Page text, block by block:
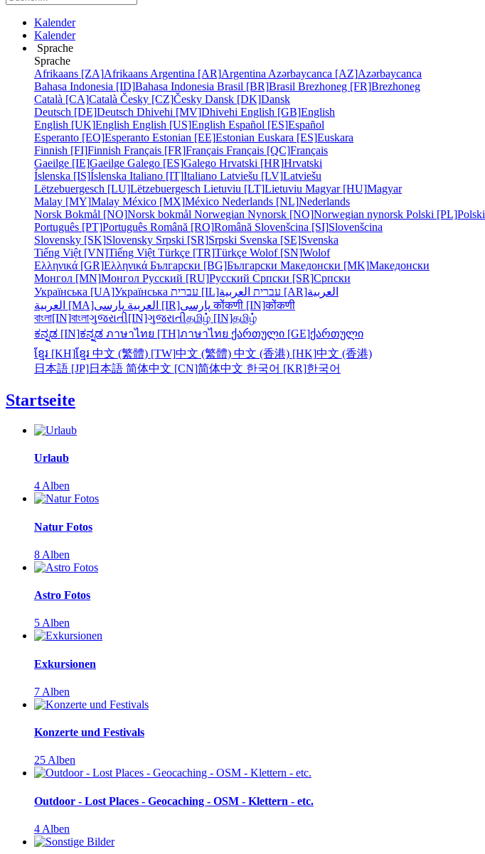
Kalender
Kalender
Sprache
Sprache
Afrikaans [ZA]Afrikaans Argentina [AR]Argentina Azərbaycanca [AZ]Azərbaycanca
Bahasa Indonesia [ID]Bahasa Indonesia Brasil [BR]Brasil Brezhoneg [FR]Brezhoneg
Català [CA]Català Česky [CZ]Česky Dansk [DK]Dansk
Deutsch [DE]Deutsch Dhivehi [MV]Dhivehi English [GB]English
English [UK]English English [US]English Español [ES]Español
Esperanto [EO]Esperanto Estonian [EE]Estonian Euskara [ES]Euskara
Finnish [FI]Finnish Français [FR]Français Français [QC]Français
Gaeilge [IE]Gaeilge Galego [ES]Galego Hrvatski [HR]Hrvatski
Íslenska [IS]Íslenska Italiano [IT]Italiano Latviešu [LV]Latviešu
Lëtzebuergesch [LU]Lëtzebuergesch Lietuviu [LT]Lietuviu Magyar [HU]Magyar
Malay [MY]Malay México [MX]México Nederlands [NL]Nederlands
Norsk Bokmål [NO]Norsk bokmål Norwegian Nynorsk [NO]Norwegian nynorsk Polski [PL]Polski
Português [PT]Português Română [RO]Română Slovenšcina [SI]Slovenšcina
Slovensky [SK]Slovensky Srpski [SR]Srpski Svenska [SE]Svenska
Tiếng Việt [VN]Tiếng Việt Türkçe [TR]Türkçe Wolof [SN]Wolof
Ελληνικά [GR]Ελληνικά Български [BG]Български Македонски [MK]Македонски
Монгол [MN]Монгол Русский [RU]Русский Српски [SR]Српски
Українська [UA]Українська עברית [IL] עברית العربية [AR]العربية
العربية [MA]
العربية پارسی [IR] پارسیकोंकणी [IN]कोंकणी
বাংলা[IN]বাংলাગુજરાતી[IN]ગુજરાતીதமிழ் [IN]தமிழ்
ಕನ್ನಡ [IN]ಕನ್ನಡ ภาษาไทย [TH]ภาษาไทย ქართული [GE]ქართული
ខ្មែរ [KH]ខ្មែរ 中文 (繁體) [TW]中文 (繁體) 中文 (香港) [HK]中文 (香港)
日本語 [JP]日本語 简体中文 [CN]简体中文 한국어 [KR]한국어
Startseite
Urlaub
4 Alben
Natur Fotos
8 Alben
Astro Fotos
5 Alben
Exkursionen
7 Alben
Konzerte und Festivals
25 Alben
Outdoor - Lost Places - Geocaching - OSM - Klettern - etc.
4 Alben